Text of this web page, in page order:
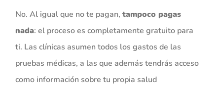
No. Al igual que no te pagan, tampoco pagas
nada: el proceso es completamente gratuito para
ti. Las clínicas asumen todos los gastos de las
pruebas médicas, a las que además tendrás acceso
como información sobre tu propia salud